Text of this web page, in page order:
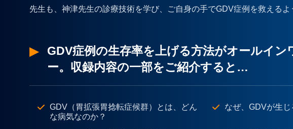
先生も、神津先生の診療技術を学び、ご自身の手でGDV症例を救えるよ
GDV症例の生存率を上げる方法がオールイン
ー。収録内容の一部をご紹介すると…
GDV（胃拡張胃捻転症候群）とは、どん
な病気なのか？
なぜ、GDVが生じ